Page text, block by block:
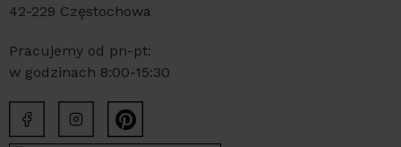
42-229 Częstochowa
Pracujemy od pn-pt:
w godzinach 8:00-15:30